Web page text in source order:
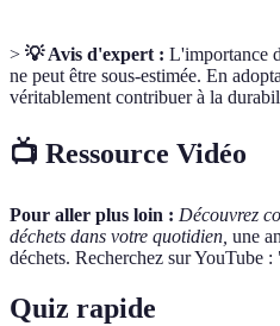
> 💡 Avis d'expert : L'importance
ne peut être sous-estimée. En
véritablement contribuer à la
📺 Ressource Vidéo
Pour aller plus loin : Découvrez
déchets dans votre quotidien, une
déchets. Recherchez sur YouTube
Quiz rapide